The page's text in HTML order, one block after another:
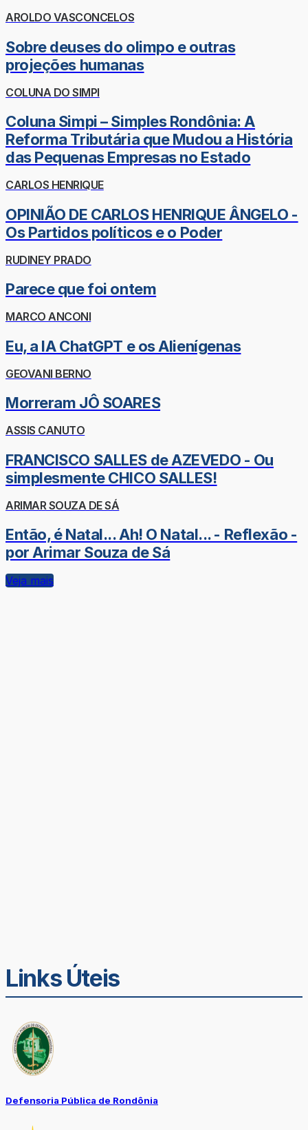
AROLDO VASCONCELOS
Sobre deuses do olimpo e outras
projeções humanas
COLUNA DO SIMPI
Coluna Simpi – Simples Rondônia: A
Reforma Tributária que Mudou a História
das Pequenas Empresas no Estado
CARLOS HENRIQUE
OPINIÃO DE CARLOS HENRIQUE ÂNGELO -
Os Partidos políticos e o Poder
RUDINEY PRADO
Parece que foi ontem
MARCO ANCONI
Eu, a IA ChatGPT e os Alienígenas
GEOVANI BERNO
Morreram JÔ SOARES
ASSIS CANUTO
FRANCISCO SALLES de AZEVEDO - Ou
simplesmente CHICO SALLES!
ARIMAR SOUZA DE SÁ
Então, é Natal... Ah! O Natal... - Reflexão -
por Arimar Souza de Sá
Veja mais
Links Úteis
Defensoria Pública de Rondônia